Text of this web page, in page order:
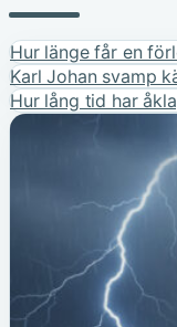
Hur länge får en
Karl Johan svamp
Hur lång tid har